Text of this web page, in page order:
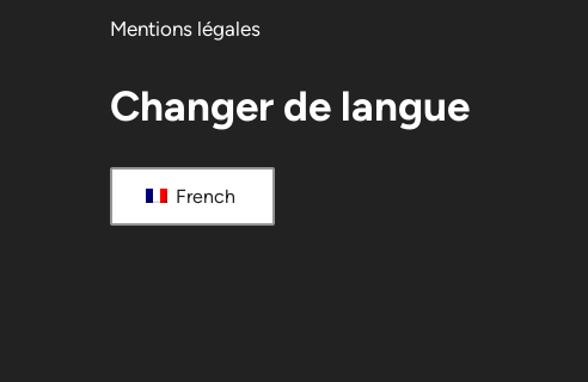
Mentions légales
Changer de langue
French